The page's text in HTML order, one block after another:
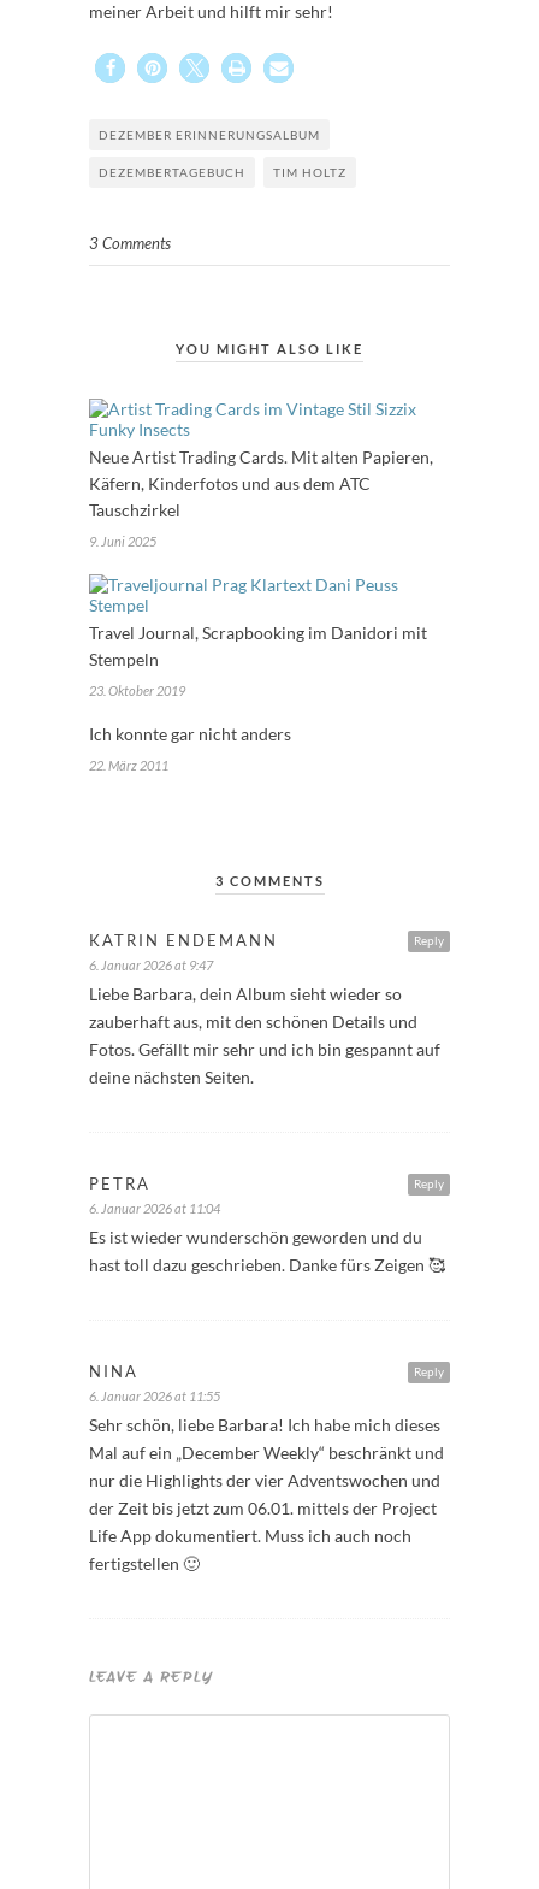
meiner Arbeit und hilft mir sehr!
DEZEMBER ERINNERUNGSALBUM
DEZEMBERTAGEBUCH TIM HOLTZ
3 Comments
YOU MIGHT ALSO LIKE
Neue Artist Trading Cards. Mit alten Papieren,
Käfern, Kinderfotos und aus dem ATC
Tauschzirkel
9. Juni 2025
Travel Journal, Scrapbooking im Danidori mit
Stempeln
23. Oktober 2019
Ich konnte gar nicht anders
22. März 2011
3 COMMENTS
Reply
KATRIN ENDEMANN
6. Januar 2026 at 9:47
Liebe Barbara, dein Album sieht wieder so
zauberhaft aus, mit den schönen Details und
Fotos. Gefällt mir sehr und ich bin gespannt auf
deine nächsten Seiten.
Reply
PETRA
6. Januar 2026 at 11:04
Es ist wieder wunderschön geworden und du
hast toll dazu geschrieben. Danke fürs Zeigen 🥰
Reply
NINA
6. Januar 2026 at 11:55
Sehr schön, liebe Barbara! Ich habe mich dieses
Mal auf ein „December Weekly“ beschränkt und
nur die Highlights der vier Adventswochen und
der Zeit bis jetzt zum 06.01. mittels der Project
Life App dokumentiert. Muss ich auch noch
fertigstellen 🙂
LEAVE A REPLY